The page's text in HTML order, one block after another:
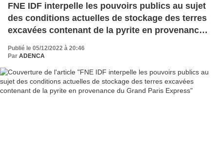
FNE IDF interpelle les pouvoirs publics au sujet
des conditions actuelles de stockage des terres
excavées contenant de la pyrite en provenance
Publié le 05/12/2022 à 20:46
Par ADENCA